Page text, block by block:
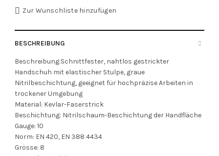
Zur Wunschliste hinzufügen
BESCHREIBUNG
Beschreibung:Schnittfester, nahtlos gestrickter
Handschuh mit elastischer Stulpe, graue
Nitrilbeschichtung, geeignet für hochpräzise Arbeiten in
trockener Umgebung
Material: Kevlar-Faserstrick
Beschichtung: Nitrilschaum-Beschichtung der Handfläche
Gauge: 10
Norm: EN 420, EN 388 4434
Grösse: 8